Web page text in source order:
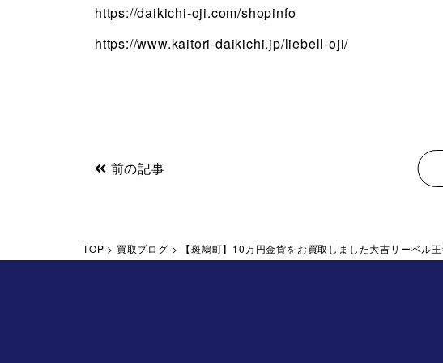
https://daikichi-oji.com/shopinfo
https://www.kaitori-daikichi.jp/liebell-oji/
前の記事
TOP > 買取ブログ > 【斑鳩町】10万円金貨をお買取しました大吉リーベル